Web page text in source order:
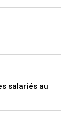
salariés au